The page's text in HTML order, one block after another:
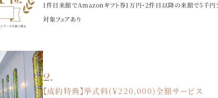
1件目来館でAmazonギフト券1万円・2件目以降の来館で5千円
対象フェアあり
【成約特典】挙式料(￥220,000)全額サービス